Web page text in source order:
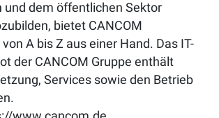
und dem öffentlichen Sektor
bietet CANCOM
A bis Z aus einer Hand. Das IT-
der CANCOM Gruppe enthält
Services sowie den Betrieb